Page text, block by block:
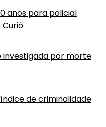
anos para policial
investigada por morte
de criminalidade